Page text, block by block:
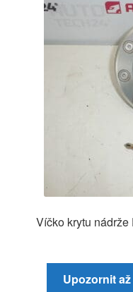
Víčko krytu
Upozornit